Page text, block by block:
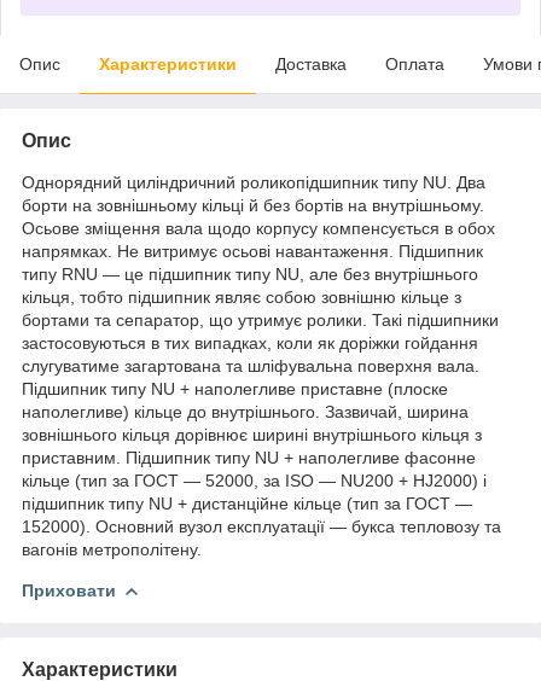
Опис Характеристики Доставка Оплата Умови
Опис
Однорядний циліндричний роликопідшипник типу NU. Два
борти на зовнішньому кільці й без бортів на внутрішньому.
Осьове зміщення вала щодо корпусу компенсується в обох
напрямках. Не витримує осьові навантаження. Підшипник
типу RNU — це підшипник типу NU, але без внутрішнього
кільця, тобто підшипник являє собою зовнішню кільце з
бортами та сепаратор, що утримує ролики. Такі підшипники
застосовуються в тих випадках, коли як доріжки гойдання
слугуватиме загартована та шліфувальна поверхня вала.
Підшипник типу NU + наполегливе приставне (плоске
наполегливе) кільце до внутрішнього. Зазвичай, ширина
зовнішнього кільця дорівнює ширині внутрішнього кільця з
приставним. Підшипник типу NU + наполегливе фасонне
кільце (тип за ГОСТ — 52000, за ISO — NU200 + HJ2000) і
підшипник типу NU + дистанційне кільце (тип за ГОСТ —
152000). Основний вузол експлуатації — букса тепловозу та
вагонів метрополітену.
Приховати
Характеристики